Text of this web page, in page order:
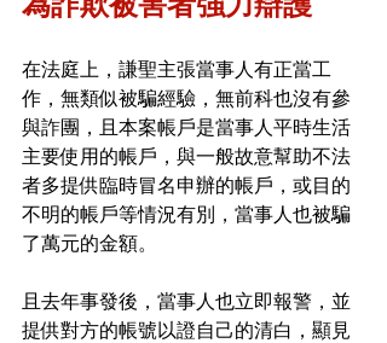
在法庭上，謙聖主張當事人有正當工
作，無類似被騙經驗，無前科也沒有參
與詐團，且本案帳戶是當事人平時生活
主要使用的帳戶，與一般故意幫助不法
者多提供臨時冒名申辦的帳戶，或目的
不明的帳戶等情況有別，當事人也被騙
了萬元的金額。
且去年事發後，當事人也立即報警，並
提供對方的帳號以證自己的清白，顯見